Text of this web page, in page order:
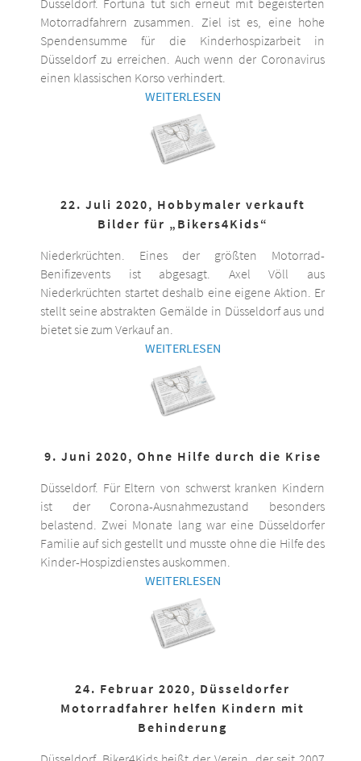
Motorradfahrern zusammen. Ziel ist es, eine hohe
Spendensumme für die Kinderhospizarbeit in
Düsseldorf zu erreichen. Auch wenn der Coronavirus
einen klassischen Korso verhindert.
WEITERLESEN
22. Juli 2020, Hobbymaler verkauft
Bilder für „Bikers4Kids“
Niederkrüchten. Eines der größten Motorrad-
Benifizevents ist abgesagt. Axel Völl aus
Niederkrüchten startet deshalb eine eigene Aktion. Er
stellt seine abstrakten Gemälde in Düsseldorf aus und
bietet sie zum Verkauf an.
WEITERLESEN
9. Juni 2020, Ohne Hilfe durch die Krise
Düsseldorf. Für Eltern von schwerst kranken Kindern
ist der Corona-Ausnahmezustand besonders
belastend. Zwei Monate lang war eine Düsseldorfer
Familie auf sich gestellt und musste ohne die Hilfe des
Kinder-Hospizdienstes auskommen.
WEITERLESEN
24. Februar 2020, Düsseldorfer
Motorradfahrer helfen Kindern mit
Behinderung